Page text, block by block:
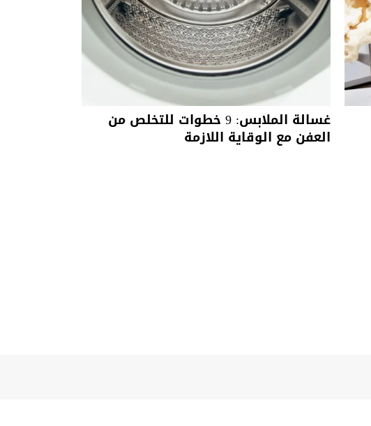
غسالة الملابس: 9 خطوات للتخلص من
العفن مع الوقاية اللازمة